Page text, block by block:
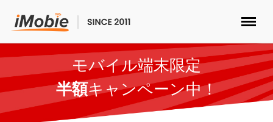
ロック解除&データ復元
データ転送
モバイル端末限定
半額キャンペーン中！